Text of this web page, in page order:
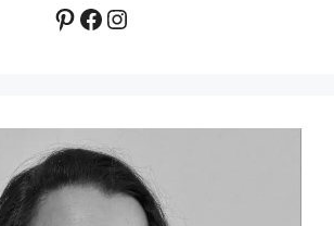
Pinterest
Facebook
Instagram